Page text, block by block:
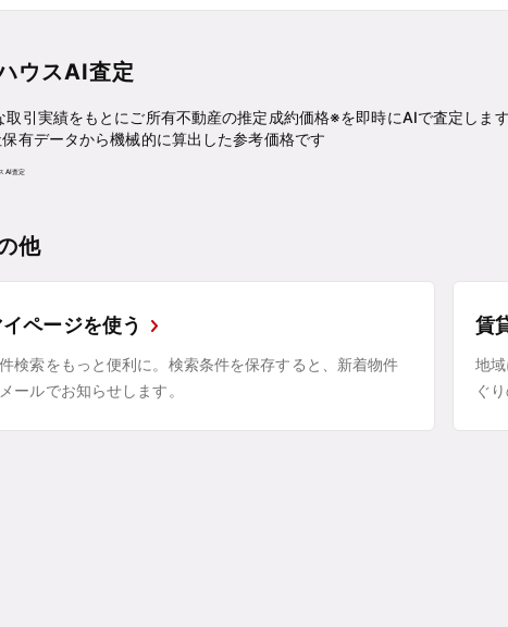
ウスAI査定
取引実績をもとにご所有不動産の推定成約価格※を即時にAIで査定します
有データから機械的に算出した参考価格です
他
ページを使う
検索をもっと便利に。検索条件を保存すると、新着物件
ールでお知らせします。
賃
地
ぐ